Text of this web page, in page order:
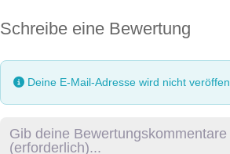
Schreibe eine Bewertung
Deine E-Mail-Adresse wird nicht
Rezensionstext